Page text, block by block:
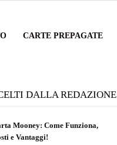
CARTE PREPAGATE
DALLA REDAZIONE
Mooney: Come Funziona,
e Vantaggi!